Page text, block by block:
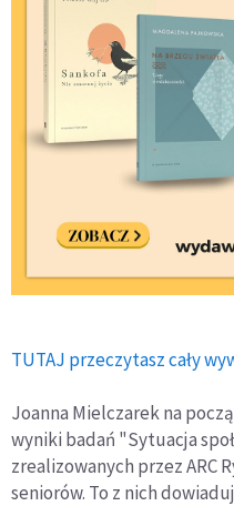
TUTAJ przeczytasz cały
Joanna Mielczarek na
wyniki badań "Sytuacja
zrealizowanych przez ARC
seniorów. To z nich